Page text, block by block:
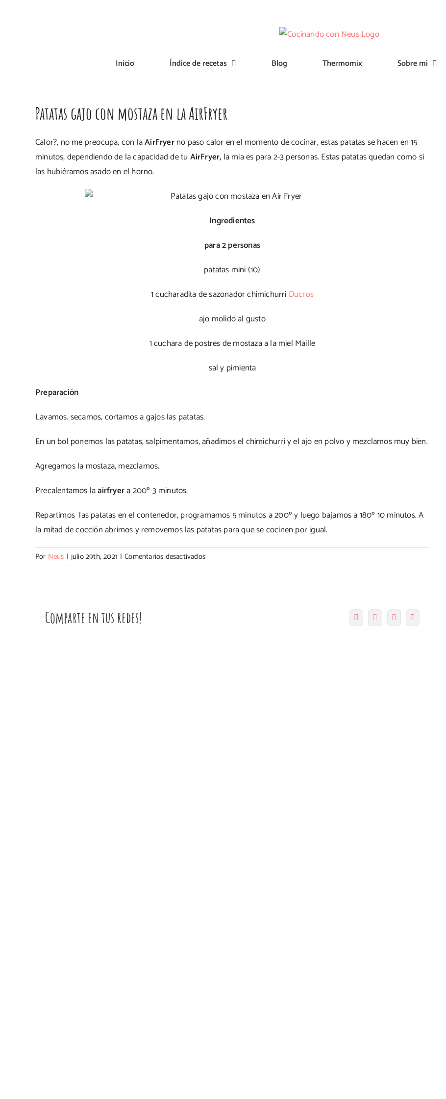
Inicio Índice de recetas Blog Thermomix Sobre mí
Patatas gajo con mostaza en la AirFryer
Calor?, no me preocupa, con laAirFryerno paso calor en el momento de cocinar, estas patatas se hacen en 15
minutos, dependiendo de la capacidad de tu AirFryer, la mia es para 2-3 personas. Estas patatas quedan como si
las hubiéramos asado en el horno.
Ingredientes
para 2 personas
patatas mini (10)
1 cucharadita de sazonador chimichurri Ducros
ajo molido al gusto
1 cuchara de postres de mostaza a la miel Maille
sal y pimienta
Preparación
Lavamos. secamos, cortamos a gajos las patatas.
En un bol ponemos las patatas, salpimentamos, añadimos el chimichurri y el ajo en polvo y mezclamos muy bien.
Agregamos la mostaza, mezclamos.
Precalentamos laairfryera 200º 3 minutos.
Repartimos las patatas en el contenedor, programamos 5 minutos a 200º y luego bajamos a 180º 10 minutos. A
la mitad de cocción abrimos y removemos las patatas para que se cocinen por igual.
Por Neus | julio 29th, 2021 | Comentarios desactivadosen
Patatas
Comparte en tus redes! FacebookTwitter Pinterest
electrónico